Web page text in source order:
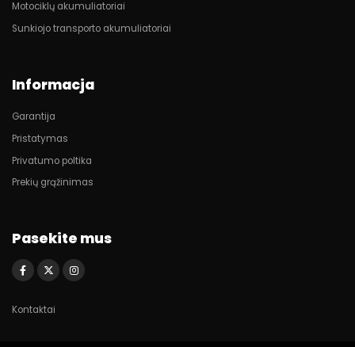
Motociklų akumuliatoriai
Sunkiojo transporto akumuliatoriai
Informacja
Garantija
Pristatymas
Privatumo poltika
Prekių grąžinimas
Pasekite mus
Kontaktai